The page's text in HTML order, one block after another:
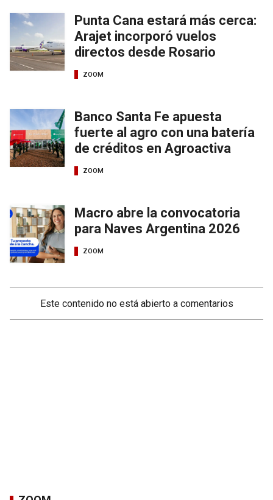
Punta Cana estará más cerca:
Arajet incorporó vuelos
directos desde Rosario
ZOOM
Banco Santa Fe apuesta
fuerte al agro con una batería
de créditos en Agroactiva
ZOOM
Macro abre la convocatoria
para Naves Argentina 2026
ZOOM
Este contenido no está abierto a comentarios